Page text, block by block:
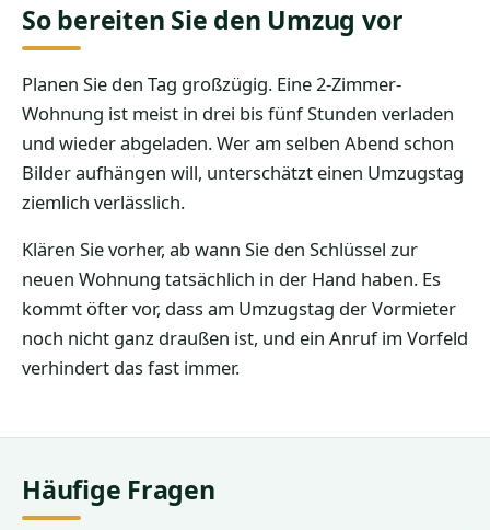
So bereiten Sie den Umzug vor
Planen Sie den Tag großzügig. Eine 2-Zimmer-
Wohnung ist meist in drei bis fünf Stunden verladen
und wieder abgeladen. Wer am selben Abend schon
Bilder aufhängen will, unterschätzt einen Umzugstag
ziemlich verlässlich.
Klären Sie vorher, ab wann Sie den Schlüssel zur
neuen Wohnung tatsächlich in der Hand haben. Es
kommt öfter vor, dass am Umzugstag der Vormieter
noch nicht ganz draußen ist, und ein Anruf im Vorfeld
verhindert das fast immer.
Häufige Fragen